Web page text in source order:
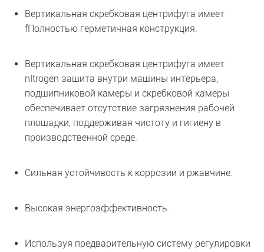
Вертикальная скребковая центрифуга имеет
fПолностью герметичная конструкция.
Вертикальная скребковая центрифуга имеет
nItrogen защита внутри машины интерьера,
подшипниковой камеры и скребковой камеры
обеспечивает отсутствие загрязнения рабочей
площадки, поддерживая чистоту и гигиену в
производственной среде.
Сильная устойчивость к коррозии и ржавчине.
Высокая энергоэффективность.
Используя предварительную систему регулировки